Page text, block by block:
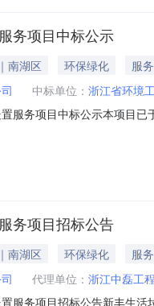
务项目中标公示
南湖区 环保绿化
服务
中标单位： 浙江省环境
服务项目中标公示本项目
司招标代理浙江中磊工程
选人浙江
务项目招标公告
南湖区 环保绿化
服务
代理单位： 浙江中磊工
服务项目招标公告新丰生